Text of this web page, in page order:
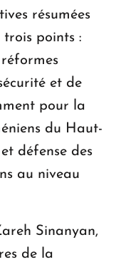
résumées
points :
et de
pour la
du Haut-
défense des
au niveau
Sinanyan,
de la